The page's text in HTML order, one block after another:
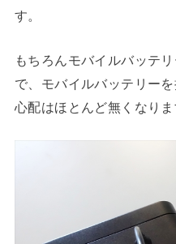
す。
もちろんモバイルバッテ
で、モバイルバッテリー
心配はほとんど無くなりま